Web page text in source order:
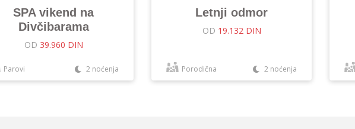
SPA vikend na
Divčibarama
OD 39.960 DIN
Parovi 2 noćenja
Letnji odmor
OD 19.132 DIN
Porodična 2 noćenja